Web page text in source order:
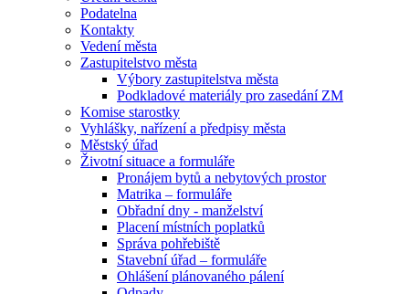
Podatelna
Kontakty
Vedení města
Zastupitelstvo města
Výbory zastupitelstva města
Podkladové materiály pro zasedání ZM
Komise starostky
Vyhlášky, nařízení a předpisy města
Městský úřad
Životní situace a formuláře
Pronájem bytů a nebytových prostor
Matrika – formuláře
Obřadní dny - manželství
Placení místních poplatků
Správa pohřebiště
Stavební úřad – formuláře
Ohlášení plánovaného pálení